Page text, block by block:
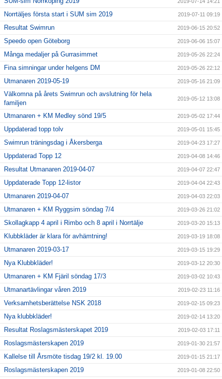
2019-07-14 14:21
Norrtäljes första start i SUM sim 2019 2019-07-11 09:19
Resultat Swimrun 2019-06-15 20:52
Speedo open Göteborg 2019-06-06 15:07
Många medaljer på Gurrasimmet 2019-05-26 22:24
Fina simningar under helgens DM 2019-05-26 22:12
Utmanaren 2019-05-19 2019-05-16 21:09
Välkomna på årets Swimrun och avslutning för hela
familjen
2019-05-12 13:08
Utmanaren + KM Medley sönd 19/5 2019-05-02 17:44
Uppdaterad topp tolv 2019-05-01 15:45
Swimrun träningsdag i Åkersberga 2019-04-23 17:27
Uppdaterad Topp 12 2019-04-08 14:46
Resultat Utmanaren 2019-04-07 2019-04-07 22:47
Uppdaterade Topp 12-listor 2019-04-04 22:43
Utmanaren 2019-04-07 2019-04-03 22:03
Utmanaren + KM Ryggsim söndag 7/4 2019-03-26 21:02
Skollagkapp 4 april i Rimbo och 8 april i Norrtälje 2019-03-20 15:13
Klubbkläder är klara för avhämtning! 2019-03-19 18:08
Utmanaren 2019-03-17 2019-03-15 19:29
Nya Klubbkläder! 2019-03-12 20:30
Utmanaren + KM Fjäril söndag 17/3 2019-03-02 10:43
Utmanartävlingar våren 2019 2019-02-23 11:16
Verksamhetsberättelse NSK 2018 2019-02-15 09:23
Nya klubbkläder! 2019-02-14 13:20
Resultat Roslagsmästerskapet 2019 2019-02-03 17:11
Roslagsmästerskapen 2019 2019-01-30 21:57
Kallelse till Årsmöte tisdag 19/2 kl. 19.00 2019-01-15 21:17
Roslagsmästerskapen 2019 2019-01-08 22:50